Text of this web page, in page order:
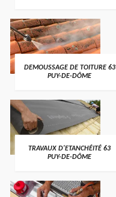
DEMOUSSAGE DE TOITURE 63
PUY-DE-DÔME
TRAVAUX D'ETANCHÉITÉ 63
PUY-DE-DÔME